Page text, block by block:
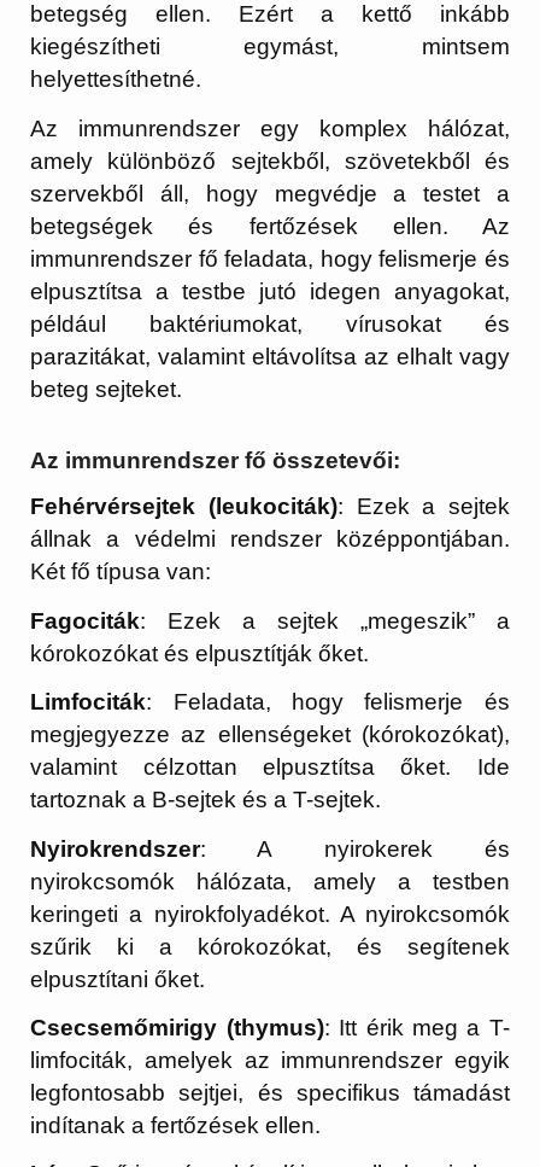
betegség ellen. Ezért a kettő inkább
kiegészítheti egymást, mintsem
helyettesíthetné.
Az immunrendszer egy komplex hálózat,
amely különböző sejtekből, szövetekből és
szervekből áll, hogy megvédje a testet a
betegségek és fertőzések ellen. Az
immunrendszer fő feladata, hogy felismerje és
elpusztítsa a testbe jutó idegen anyagokat,
például baktériumokat, vírusokat és
parazitákat, valamint eltávolítsa az elhalt vagy
beteg sejteket.
Az immunrendszer fő összetevői:
Fehérvérsejtek (leukociták): Ezek a sejtek
állnak a védelmi rendszer középpontjában.
Két fő típusa van:
Fagociták: Ezek a sejtek „megeszik” a
kórokozókat és elpusztítják őket.
Limfociták: Feladata, hogy felismerje és
megjegyezze az ellenségeket (kórokozókat),
valamint célzottan elpusztítsa őket. Ide
tartoznak a B-sejtek és a T-sejtek.
Nyirokrendszer: A nyirokerek és
nyirokcsomók hálózata, amely a testben
keringeti a nyirokfolyadékot. A nyirokcsomók
szűrik ki a kórokozókat, és segítenek
elpusztítani őket.
Csecsemőmirigy (thymus): Itt érik meg a T-
limfociták, amelyek az immunrendszer egyik
legfontosabb sejtjei, és specifikus támadást
indítanak a fertőzések ellen.